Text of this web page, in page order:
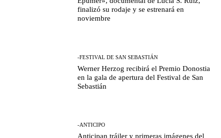
finalizó su rodaje y se estrenará en
noviembre
-FESTIVAL DE SAN SEBASTIÁN
Werner Herzog recibirá el Premio Donostia
en la gala de apertura del Festival de San
Sebastián
-ANTICIPO
Anticipan tráiler y primeras imágenes del